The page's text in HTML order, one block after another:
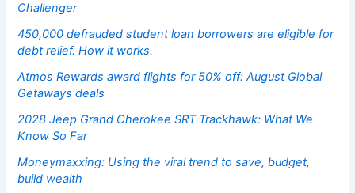
Challenger
450,000 defrauded student loan borrowers are eligible for
debt relief. How it works.
Atmos Rewards award flights for 50% off: August Global
Getaways deals
2028 Jeep Grand Cherokee SRT Trackhawk: What We
Know So Far
Moneymaxxing: Using the viral trend to save, budget,
build wealth